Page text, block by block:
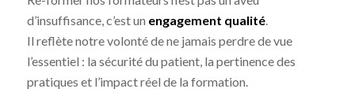
d’insuffisance, c’est un engagement qualité.
Il reflète notre volonté de ne jamais perdre de vue
l’essentiel : la sécurité du patient, la pertinence des
pratiques et l’impact réel de la formation.